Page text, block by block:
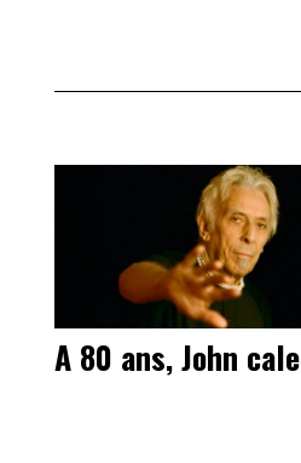
A 80 ans, John cale